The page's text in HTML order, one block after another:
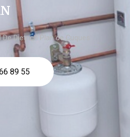
De Dietrich Plan de Cuques
89 55